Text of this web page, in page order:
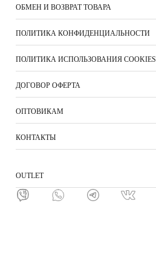
ОБМЕН И ВОЗВРАТ ТОВАРА
ПОЛИТИКА КОНФИДЕНЦИАЛЬНОСТИ
ПОЛИТИКА ИСПОЛЬЗОВАНИЯ COOKIES
ДОГОВОР ОФЕРТА
ОПТОВИКАМ
КОНТАКТЫ
ОUTLET